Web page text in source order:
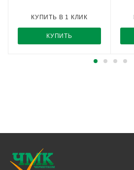
КУПИТЬ
КУПИТЬ В 1 КЛИК